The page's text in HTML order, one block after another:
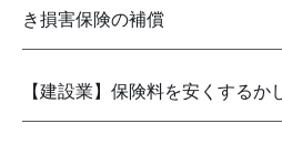
き損害保険の補償
【建設業】保険料を安くするか